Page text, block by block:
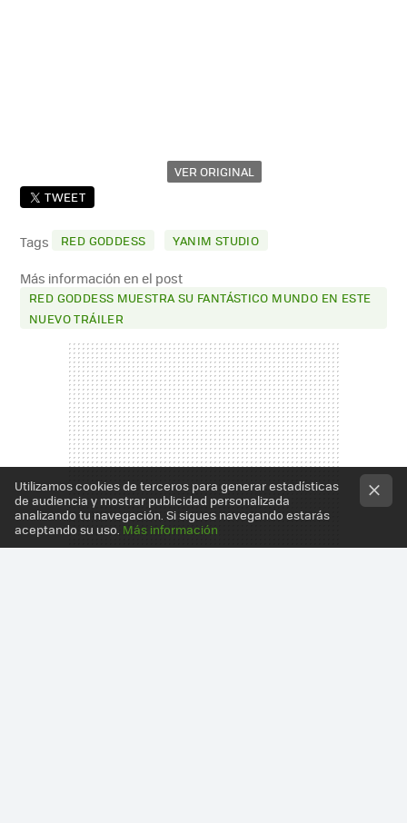
VER ORIGINAL
TWEET
Tags RED GODDESS YANIM STUDIO
Más información en el post
RED GODDESS MUESTRA SU FANTÁSTICO MUNDO EN ESTE
NUEVO TRÁILER
Utilizamos cookies de terceros para generar estadísticas
de audiencia y mostrar publicidad personalizada
analizando tu navegación. Si sigues navegando estarás
aceptando su uso. Más información